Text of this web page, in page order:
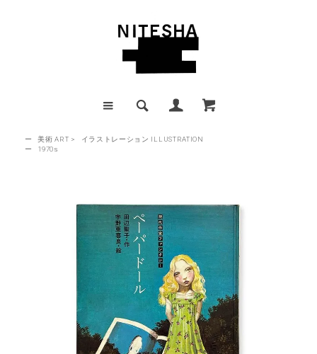
ー 美術 ART >
イラストレーション ILLUSTRATION
ー
1970s